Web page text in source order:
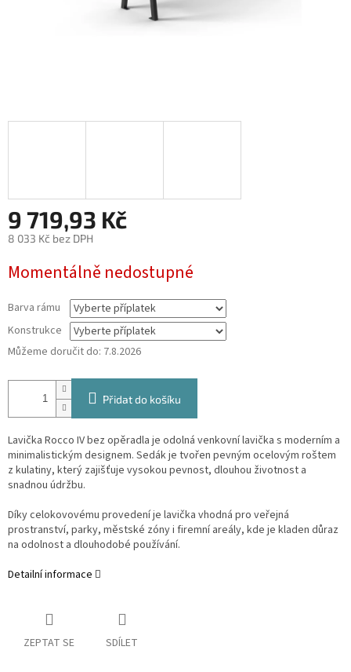
9 719,93 Kč
8 033 Kč bez DPH
cena:
Momentálně nedostupné
Barva rámu
Konstrukce
Můžeme doručit do: 7.8.2026
Přidat do košíku
Lavička Rocco IV bez opěradla je odolná venkovní lavička s moderním a
minimalistickým designem. Sedák je tvořen pevným ocelovým roštem
z kulatiny, který zajišťuje vysokou pevnost, dlouhou životnost a
snadnou údržbu.
Díky celokovovému provedení je lavička vhodná pro veřejná
prostranství, parky, městské zóny i firemní areály, kde je kladen důraz
na odolnost a dlouhodobé používání.
Detailní informace
ZEPTAT SE SDÍLET